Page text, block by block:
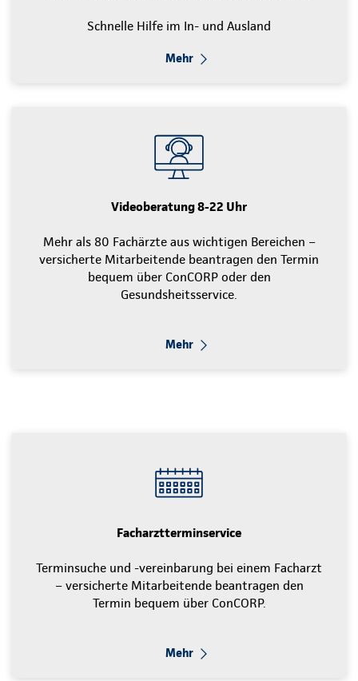
Schnelle Hilfe im In- und Ausland
Mehr
Videoberatung 8-22 Uhr
Mehr als 80 Fachärzte aus wichtigen Bereichen –
versicherte Mitarbeitende beantragen den Termin
bequem über ConCORP oder den
Gesundsheitsservice.
Mehr
Facharztterminservice
Terminsuche und -vereinbarung bei einem Facharzt
– versicherte Mitarbeitende beantragen den
Termin bequem über ConCORP.
Mehr